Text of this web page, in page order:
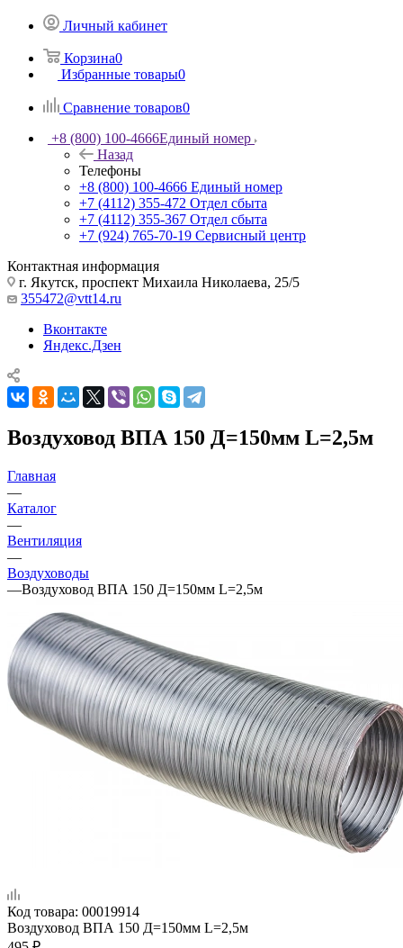
Личный кабинет
Корзина0
Избранные товары0
Сравнение товаров0
+8 (800) 100-4666Единый номер
Назад
Телефоны
+8 (800) 100-4666 Единый номер
+7 (4112) 355-472 Отдел сбыта
+7 (4112) 355-367 Отдел сбыта
+7 (924) 765-70-19 Сервисный центр
Контактная информация
г. Якутск, проспект Михаила Николаева, 25/5
355472@vtt14.ru
Вконтакте
Яндекс.Дзен
Воздуховод ВПА 150 Д=150мм L=2,5м
Главная
—
Каталог
—
Вентиляция
—
Воздуховоды
—Воздуховод ВПА 150 Д=150мм L=2,5м
Код товара: 00019914
Воздуховод ВПА 150 Д=150мм L=2,5м